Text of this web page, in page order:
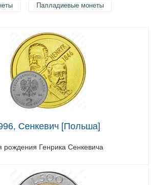
Палладиевые монеты
Сенкевич [Польша]
рождения Генрика Сенкевича